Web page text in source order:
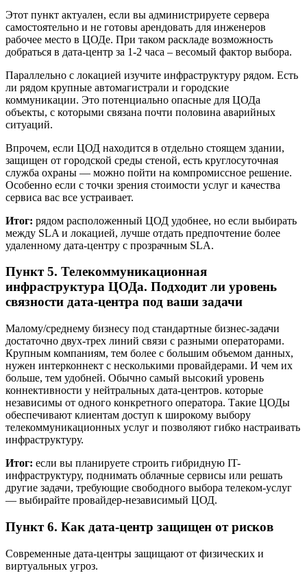
Этот пункт актуален, если вы администрируете сервера
самостоятельно и не готовы арендовать для инженеров
рабочее место в ЦОДе. При таком раскладе возможность
добраться в дата-центр за 1-2 часа – весомый фактор выбора.
Параллельно с локацией изучите инфраструктуру рядом. Есть
ли рядом крупные автомагистрали и городские
коммуникации. Это потенциально опасные для ЦОДа
объекты, с которыми связана почти половина аварийных
ситуаций.
Впрочем, если ЦОД находится в отдельно стоящем здании,
защищен от городской среды стеной, есть круглосуточная
служба охраны — можно пойти на компромиссное решение.
Особенно если с точки зрения стоимости услуг и качества
сервиса вас все устраивает.
Итог: рядом расположенный ЦОД удобнее, но если выбирать
между SLA и локацией, лучше отдать предпочтение более
удаленному дата-центру с прозрачным SLA.
Пункт 5. Телекоммуникационная
инфраструктура ЦОДа. Подходит ли уровень
связности дата-центра под ваши задачи
Малому/среднему бизнесу под стандартные бизнес-задачи
достаточно двух-трех линий связи с разными операторами.
Крупным компаниям, тем более с большим объемом данных,
нужен интерконнект с несколькими провайдерами. И чем их
больше, тем удобней. Обычно самый высокий уровень
коннективности у нейтральных дата-центров. которые
независимы от одного конкретного оператора. Такие ЦОДы
обеспечивают клиентам доступ к широкому выбору
телекоммуникационных услуг и позволяют гибко настраивать
инфраструктуру.
Итог: если вы планируете строить гибридную IT-
инфраструктуру, поднимать облачные сервисы или решать
другие задачи, требующие свободного выбора телеком-услуг
— выбирайте провайдер-независимый ЦОД.
Пункт 6. Как дата-центр защищен от рисков
Современные дата-центры защищают от физических и
виртуальных угроз.